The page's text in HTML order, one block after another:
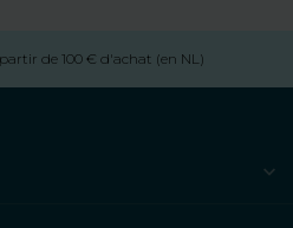
de 100 € d'achat (en NL)